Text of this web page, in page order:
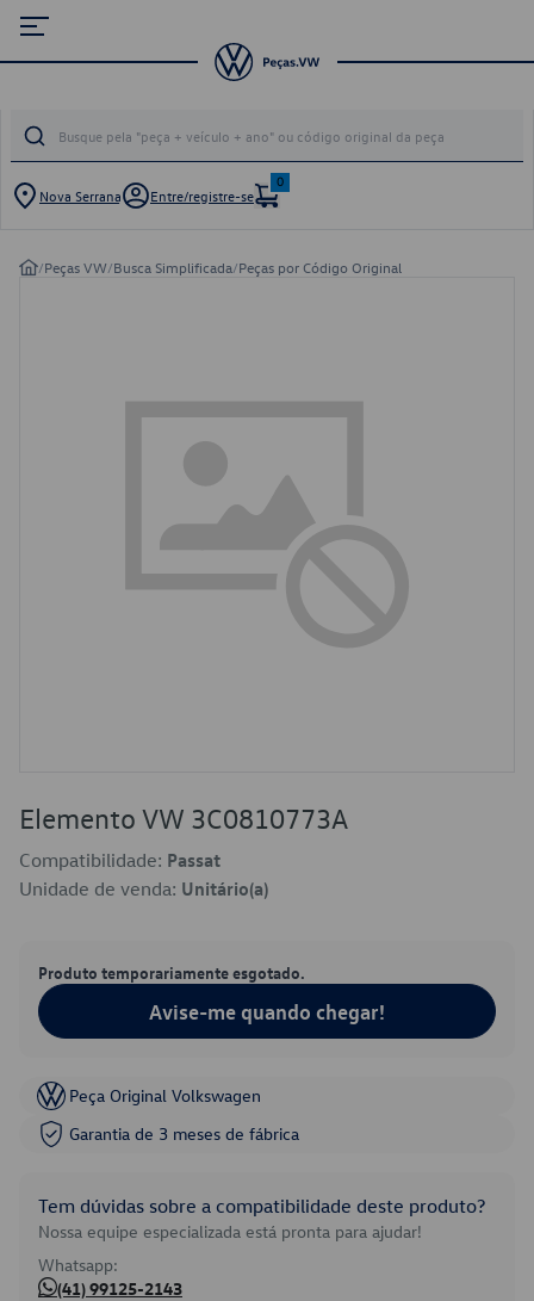
Nova Serrana Entre/registre-se
0
/Peças VW/Busca Simplificada/Peças por Código Original
Elemento VW 3C0810773A
Compatibilidade: Passat
Unidade de venda: Unitário(a)
Produto temporariamente esgotado.
Avise-me quando chegar!
Peça Original Volkswagen
Garantia de 3 meses de fábrica
Tem dúvidas sobre a compatibilidade deste produto?
Nossa equipe especializada está pronta para ajudar!
Whatsapp:
(41) 99125-2143